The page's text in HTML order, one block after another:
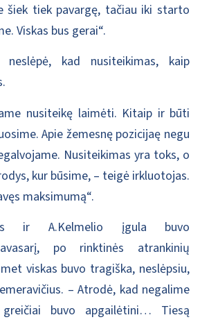
šiek tiek pavargę, tačiau iki starto
Viskas bus gerai“.
neslėpė, kad nusiteikimas, kaip
nusiteikę laimėti. Kitaip ir būti
Apie žemesnę pozicijaę negu
Nusiteikimas yra toks, o
kur būsime, – teigė irkluotojas.
maksimumą“.
ir A.Kelmelio įgula buvo
po rinktinės atrankinių
viskas buvo tragiška, neslėpsiu,
– Atrodė, kad negalime
buvo apgailėtini… Tiesą